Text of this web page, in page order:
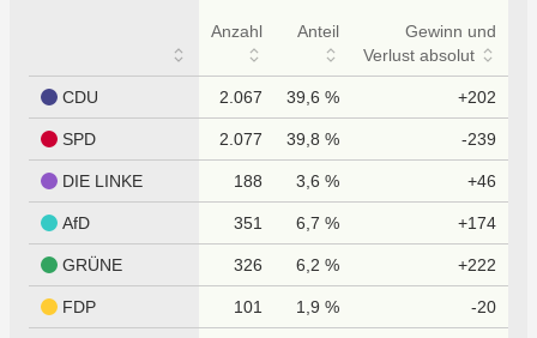
Anzahl Anteil
Gewinn und
Verlust absolut
CDU 2.067 39,6 % +202
SPD 2.077 39,8 % -239
DIE LINKE 188 3,6 % +46
AfD 351 6,7 % +174
GRÜNE 326 6,2 % +222
FDP 101 1,9 % -20